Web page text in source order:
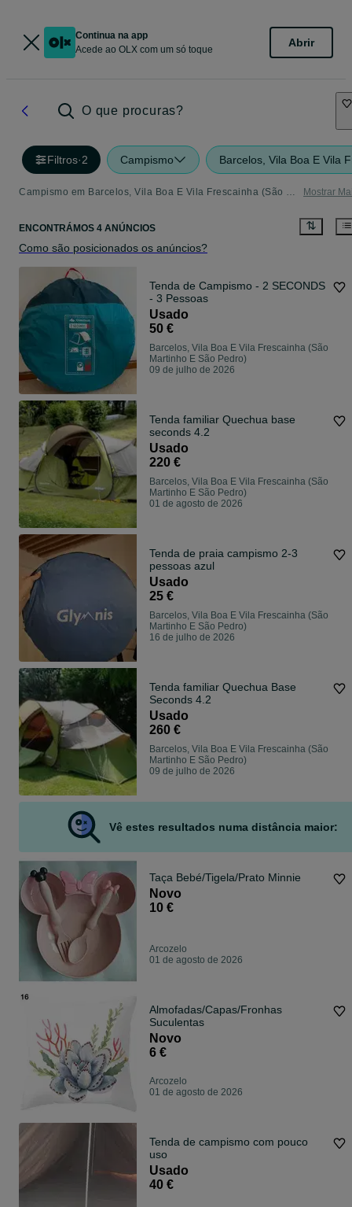
Continua na app
Acede ao OLX com um só toque
Abrir
O que procuras?
Filtros·2 Campismo Barcelos, Vila Boa E Vila
Campismo em Barcelos, Vila Boa E Vila Frescainha (São Martinho E São Pedro) - tudo o que precisa Mostrar
ENCONTRÁMOS 4 ANÚNCIOS
Como são posicionados os anúncios?
Tenda de Campismo - 2 SECONDS
- 3 Pessoas
Usado
50 €
Barcelos, Vila Boa E Vila Frescainha (São
Martinho E São Pedro)
09 de julho de 2026
Tenda familiar Quechua base
seconds 4.2
Usado
220 €
Barcelos, Vila Boa E Vila Frescainha (São
Martinho E São Pedro)
01 de agosto de 2026
Tenda de praia campismo 2-3
pessoas azul
Usado
25 €
Barcelos, Vila Boa E Vila Frescainha (São
Martinho E São Pedro)
16 de julho de 2026
Tenda familiar Quechua Base
Seconds 4.2
Usado
260 €
Barcelos, Vila Boa E Vila Frescainha (São
Martinho E São Pedro)
09 de julho de 2026
Vê estes resultados numa distância maior:
Taça Bebé/Tigela/Prato Minnie
Novo
10 €
Arcozelo
01 de agosto de 2026
Almofadas/Capas/Fronhas
Suculentas
Novo
6 €
Arcozelo
01 de agosto de 2026
Tenda de campismo com pouco
uso
Usado
40 €